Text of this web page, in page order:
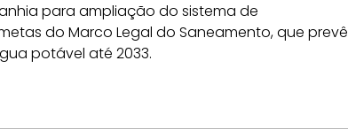
para ampliação do sistema de
do Marco Legal do Saneamento, que prevê
potável até 2033.